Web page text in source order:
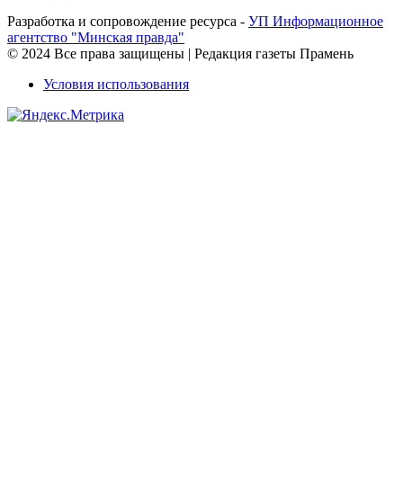
Разработка и сопровождение ресурса - УП Информационное
агентство "Минская правда"
© 2024 Все права защищены | Редакция газеты Прамень
Условия использования